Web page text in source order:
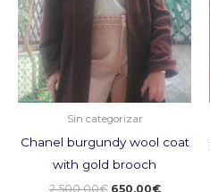
Sin categorizar
Chanel burgundy wool coat
with gold brooch
2.500,00€ 650,00€